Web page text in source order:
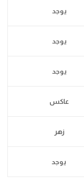
يوجد
يوجد
يوجد
عاكس
زهر
يوجد